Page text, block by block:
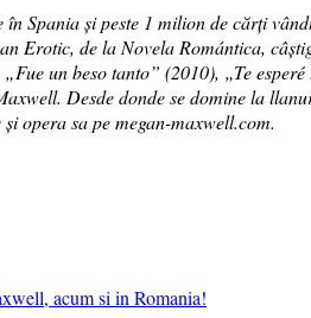
Spania și peste 1 milion de cărți
de la Novela Romántica,
un beso tanto” (2010), „Te
Desde donde se domine la
opera sa pe megan-maxwell.com.